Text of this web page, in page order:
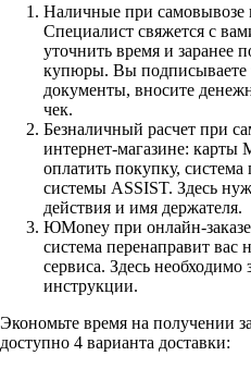
Наличные при самовывозе
Специалист свяжется с
уточнить время и заранее
купюры. Вы подписываете
документы, вносите
чек.
Безналичный расчет при
интернет-магазине:
оплатить покупку, система
системы ASSIST. Здесь
действия и имя держателя.
ЮMoney при онлайн-
система перенаправит вас
сервиса. Здесь
инструкции.
Экономьте время на получении
доступно 4 варианта доставки: